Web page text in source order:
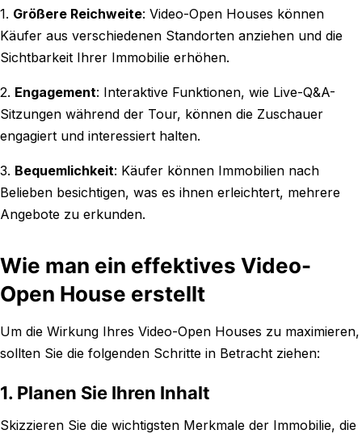
1. Größere Reichweite: Video-Open Houses können
Käufer aus verschiedenen Standorten anziehen und die
Sichtbarkeit Ihrer Immobilie erhöhen.
2. Engagement: Interaktive Funktionen, wie Live-Q&A-
Sitzungen während der Tour, können die Zuschauer
engagiert und interessiert halten.
3. Bequemlichkeit: Käufer können Immobilien nach
Belieben besichtigen, was es ihnen erleichtert, mehrere
Angebote zu erkunden.
Wie man ein effektives Video-
Open House erstellt
Um die Wirkung Ihres Video-Open Houses zu maximieren,
sollten Sie die folgenden Schritte in Betracht ziehen:
1. Planen Sie Ihren Inhalt
Skizzieren Sie die wichtigsten Merkmale der Immobilie, die